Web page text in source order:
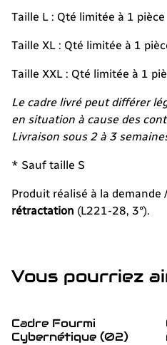
Taille L : Qté limitée à 1 pièce
Taille XL : Qté limitée à 1
Taille XXL : Qté limitée à 1
Le cadre livré peut différer
en situation à cause des
Livraison sous 2 à 3
* Sauf taille S
Produit réalisé à la demande
rétractation (L221-28, 3°).
Vous pourriez
Cadre Fourmi
Cybernétique (02)